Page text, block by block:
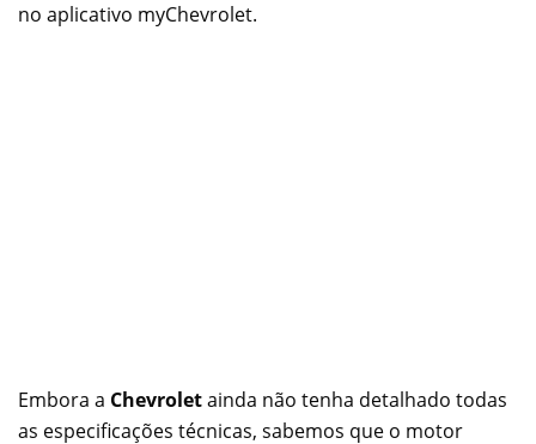
no aplicativo myChevrolet.
Embora a Chevroletainda não tenha detalhado todas
as especificações técnicas, sabemos que o motor